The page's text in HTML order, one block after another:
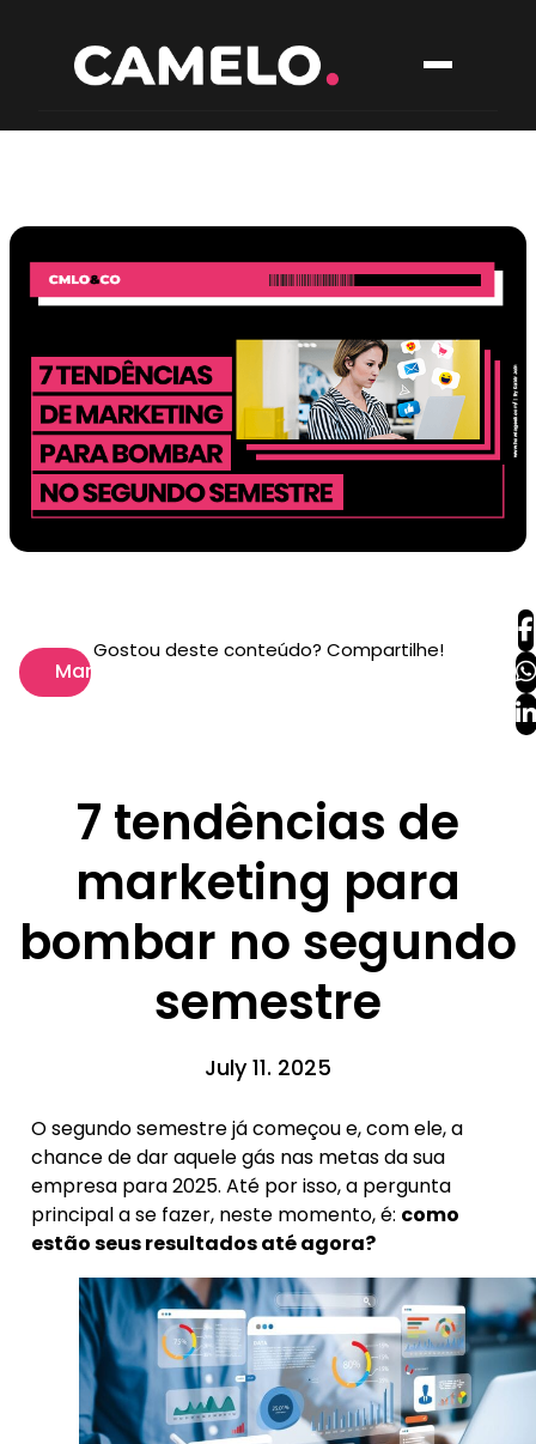
Marketing
Gostou deste conteúdo? Compartilhe!
7 tendências de
marketing para
bombar no segundo
semestre
July 11. 2025
O segundo semestre já começou e, com ele, a
chance de dar aquele gás nas metas da sua
empresa para 2025. Até por isso, a pergunta
principal a se fazer, neste momento, é: como
estão seus resultados até agora?